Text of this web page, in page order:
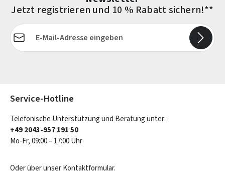
Jetzt registrieren und 10 % Rabatt sichern!**
E-Mail-Adresse*
Service-Hotline
Telefonische Unterstützung und Beratung unter:
+49 2043-957 191 50
Mo-Fr, 09:00 – 17:00 Uhr
Oder über unserKontaktformular.